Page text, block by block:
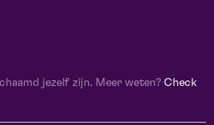
jezelf zijn. Meer weten? Check